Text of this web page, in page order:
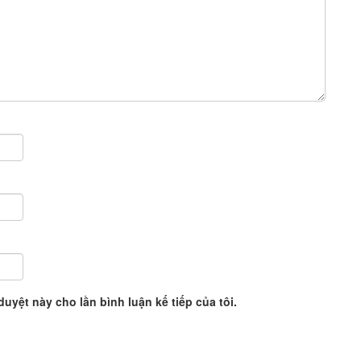
này cho lần bình luận kế tiếp của tôi.